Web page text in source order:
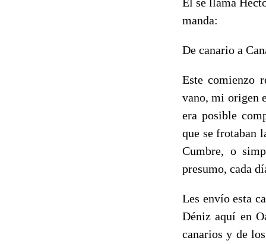
manda:
De canario a
Este comienzo
vano, mi origen
era posible
que se frotaban
Cumbre, o
presumo, cada
Les envío esta
Déniz aquí en
canarios y de